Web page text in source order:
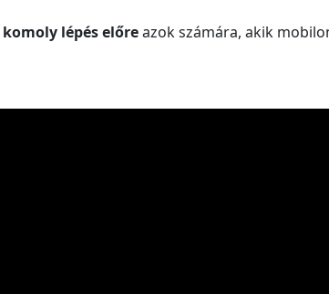
komoly lépés előreazok számára, akik